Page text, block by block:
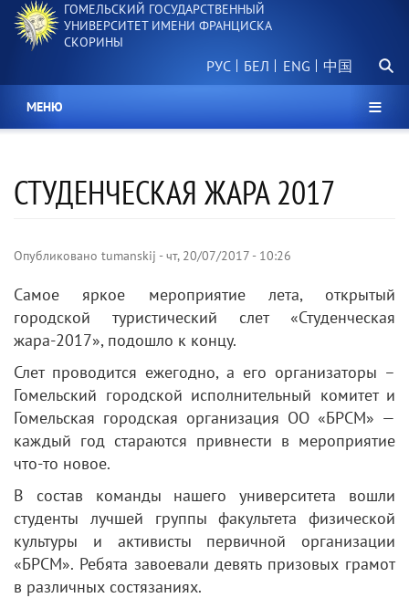
Перейти
основному
ГОМЕЛЬСКИЙ ГОСУДАРСТВЕННЫЙ
УНИВЕРСИТЕТ ИМЕНИ ФРАНЦИСКА
СКОРИНЫ
РУС БЕЛ 中国
МЕНЮ
СТУДЕНЧЕСКАЯ ЖАРА 2017
Опубликовано tumanskij -чт, 20/07/2017 - 10:26
Самое яркое мероприятие лета, открытый
городской туристический слет «Студенческая
жара-2017», подошло к концу.
Слет проводится ежегодно, а его организаторы –
Гомельский городской исполнительный комитет и
Гомельская городская организация ОО «БРСМ» —
каждый год стараются привнести в мероприятие
что-то новое.
В состав команды нашего университета вошли
студенты лучшей группы факультета физической
культуры и активисты первичной организации
«БРСМ». Ребята завоевали девять призовых грамот
в различных состязаниях.